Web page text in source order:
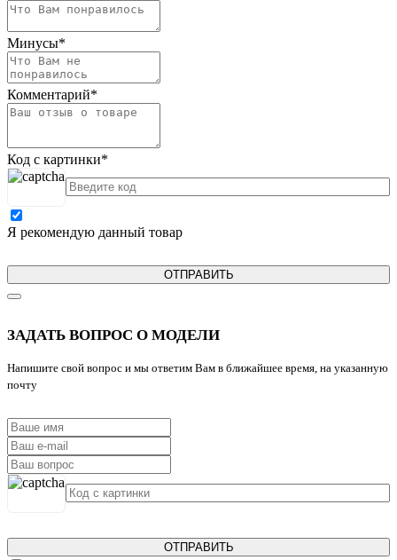
Минусы*
Комментарий*
Код с картинки*
Я рекомендую данный товар
ОТПРАВИТЬ
ЗАДАТЬ ВОПРОС О МОДЕЛИ
Напишите свой вопрос и мы ответим Вам в ближайшее время, на указанную
почту
ОТПРАВИТЬ